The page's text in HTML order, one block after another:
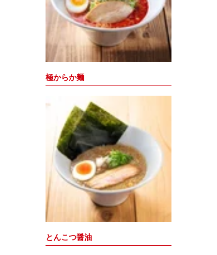
極からか麺
とんこつ醤油